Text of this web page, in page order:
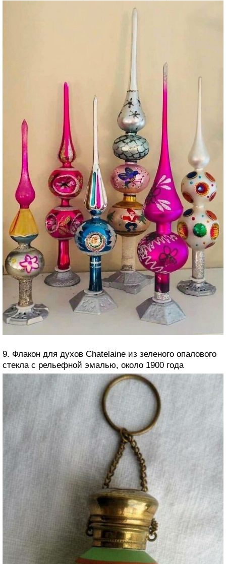
9. Флакон для духов Chatelaine из зеленого опалового
стекла с рельефной эмалью, около 1900 года